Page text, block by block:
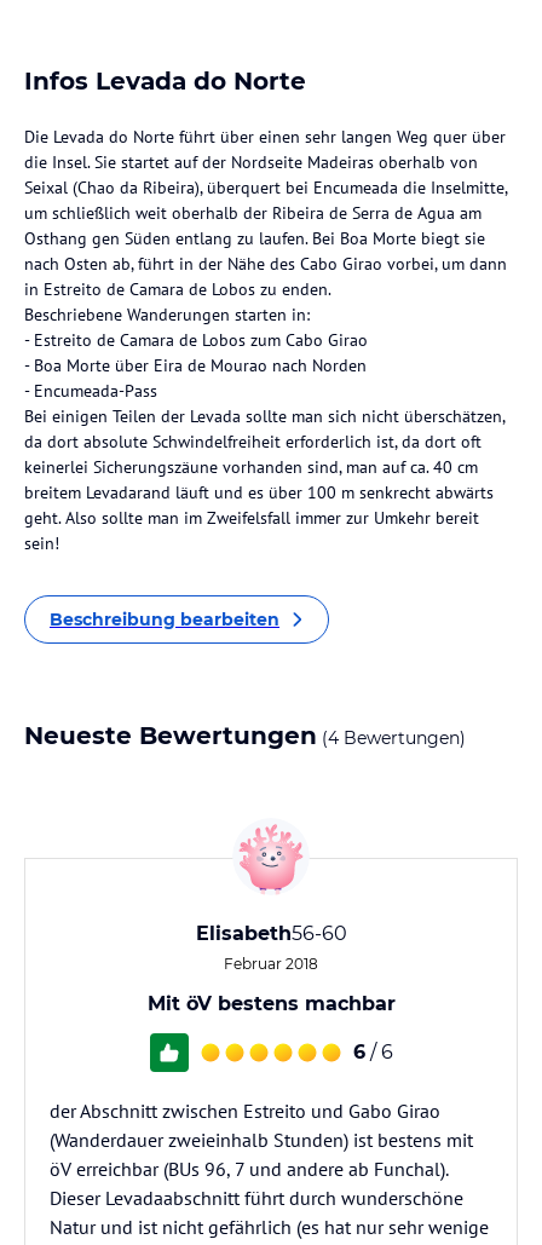
Infos Levada do Norte
Die Levada do Norte führt über einen sehr langen Weg quer über
die Insel. Sie startet auf der Nordseite Madeiras oberhalb von
Seixal (Chao da Ribeira), überquert bei Encumeada die Inselmitte,
um schließlich weit oberhalb der Ribeira de Serra de Agua am
Osthang gen Süden entlang zu laufen. Bei Boa Morte biegt sie
nach Osten ab, führt in der Nähe des Cabo Girao vorbei, um dann
in Estreito de Camara de Lobos zu enden.
Beschriebene Wanderungen starten in:
- Estreito de Camara de Lobos zum Cabo Girao
- Boa Morte über Eira de Mourao nach Norden
- Encumeada-Pass
Bei einigen Teilen der Levada sollte man sich nicht überschätzen,
da dort absolute Schwindelfreiheit erforderlich ist, da dort oft
keinerlei Sicherungszäune vorhanden sind, man auf ca. 40 cm
breitem Levadarand läuft und es über 100 m senkrecht abwärts
geht. Also sollte man im Zweifelsfall immer zur Umkehr bereit
sein!
Beschreibung bearbeiten
Neueste Bewertungen (4 Bewertungen)
Elisabeth56-60
Februar 2018
Mit öV bestens machbar
6 / 6
der Abschnitt zwischen Estreito und Gabo Girao
(Wanderdauer zweieinhalb Stunden) ist bestens mit
öV erreichbar (BUs 96, 7 und andere ab Funchal).
Dieser Levadaabschnitt führt durch wunderschöne
Natur und ist nicht gefährlich (es hat nur sehr wenige